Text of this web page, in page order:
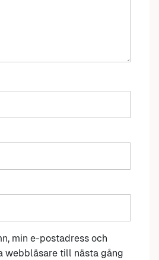
min e-postadress och
webbläsare till nästa gång